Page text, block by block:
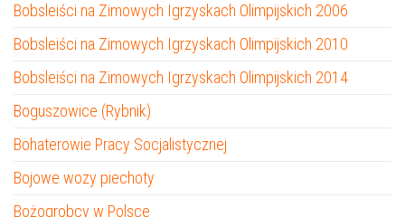
Bobsleiści na Zimowych Igrzyskach Olimpijskich 2006
Bobsleiści na Zimowych Igrzyskach Olimpijskich 2010
Bobsleiści na Zimowych Igrzyskach Olimpijskich 2014
Boguszowice (Rybnik)
Bohaterowie Pracy Socjalistycznej
Bojowe wozy piechoty
Bożogrobcy w Polsce